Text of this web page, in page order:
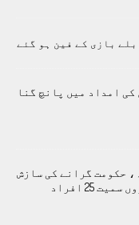
بلے بازی کے فین ہو گئے
امداد میں پانچ گنا
حکومت گرانے کی سازش
پر ریٹائرڈ فوجی اہلکاروں سمیت 25 افراد